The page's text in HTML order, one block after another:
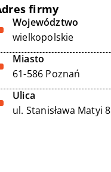
firmy
Województwo
wielkopolskie
Miasto
61-586 Poznań
Ulica
ul. Stanisława Matyi 8